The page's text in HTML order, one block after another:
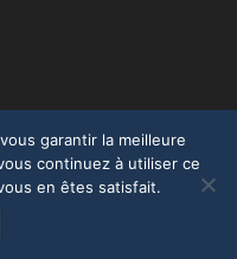
garantir la meilleure
continuez à utiliser ce
en êtes satisfait.